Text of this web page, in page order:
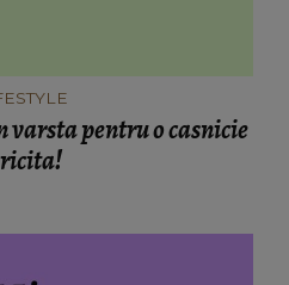
varsta pentru o casnicie